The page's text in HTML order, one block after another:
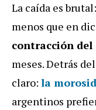
La caída es brutal:
menos que en
contracción del
meses. Detrás
claro: la
argentinos